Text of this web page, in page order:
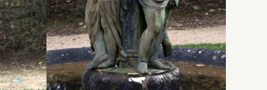
deux
est un
fille a
branche de lierre, sur lequel
est un bassin de marbre de
Languedoc, deux desquels
enfans, nuds et veus par le
dos, ont les bras levez
tenant des fleurs dans leurs
mains et le 3e, veu par
a
Le